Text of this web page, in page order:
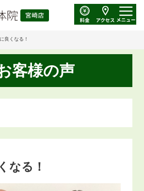
良くなる！
客様の声
なる！